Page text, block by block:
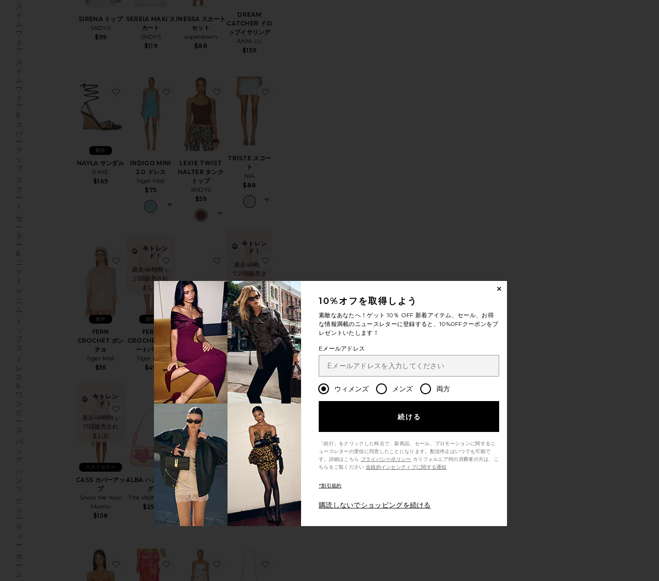
ス
イ
ム
ウ
ェ
ア
ス
イ
ム
ウ
ェ
ア
&
カ
バ
ー
ア
ッ
プ
ス
カ
ー
ト
セ
ー
タ
ー
&
ニ
ッ
ト
デ
ニ
ム
ト
ッ
プ
ス
ド
レ
ス
&
ワ
ン
ピ
ー
ス
バ
ッ
グ
パ
ン
ツ
ビ
ュ
ー
テ
ィ
ー
ホ
ー
ム
SIRENA トップ
SNDYS
$99
SEREIA MAXI ス
カート
SNDYS
$119
INESSA スカート
セット
superdown
$88
DREAM
CATCHER ドロ
ップイヤリング
ANNI LU
$159
NAYLA サンダル
RAYE
$169
新作
お気に入りNAYLA サンダル
INDIGO MINI
2.0 ドレス
Tiger Mist
$75
お気に入りINDIGO MINI 2.0 ドレス
LEXIE TWIST
HALTER タンク
トップ
SNDYS
$59
お気に入りLEXIE TWIST HALTER タンクトップ
TRISTE スコー
ト
NIA
$88
FERN
CROCHET ポン
チョ
Tiger Mist
$55
新作
お気に入りFERN CROCHET ポンチョ
今トレン
ド！
過去48時間で
21回販売され
ました
FERN
CROCHET ショ
ートパンツ
Tiger Mist
$49
新作
お気に入りFERN CROCHET ショートパンツ
CANE ウエッジ
LPA
$179
新作
お気に入りCANE ウエッジ
今トレン
ド！
過去48時間
で21回販売さ
れました
RADHIKA ドレ
ス
NBD
$190
新作
今トレン
ド！
過去48時間で
17回販売され
ました
CASS カバーアッ
プ
Show Me Your
Mumu
$158
ベストセラー
お気に入りCASS カバーアップ
ALBA ハンドバッ
グ
The Wolf Gang
$250
お気に入りALBA ハンドバッグ
今トレン
ド！
過去48時間で
8回販売されま
した
TORY トップ
Lovers and
Friends
$140
今トレン
ド！
過去48時間
で11回販売さ
れました
CINDY パンツ
Lovers and
お気に入りXANDRA トップお気に入りXANDRA スカートお気に入りALLEGRA ドレス
10%オフを取得しよう
素敵なあなたへ！ゲット 10％ OFF 新着アイテム、セール、お得
な情報満載のニュースレターに登録すると、10%0FFクーポンをプ
レゼントいたします！
Eメールアドレス
ウィメンズ メンズ 両方
続ける
「続行」をクリックした時点で、新商品、セール、プロモーションに関するニ
ュースレターの受信に同意したことになります。配信停止はいつでも可能で
す。詳細はこちら プライバシーポリシー
ちらをご覧ください 金銭的インセンティブに関する通知
*割引規約
購読しないでショッピングを続ける